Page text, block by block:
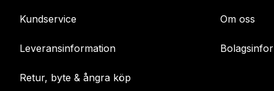
Kundservice
Leveransinformation
Retur, byte & ångra köp
Om oss